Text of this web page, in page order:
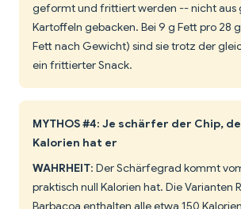
geformt und frittiert werden -- nicht aus
Kartoffeln gebacken. Bei 9 g Fett pro 28
Fett nach Gewicht) sind sie trotz der
ein frittierter Snack.
MYTHOS #4: Je schärfer der Chip,
Kalorien hat er
WAHRHEIT: Der Schärfegrad kommt
praktisch null Kalorien hat. Die Varianten
Barbacoa enthalten alle etwa 150